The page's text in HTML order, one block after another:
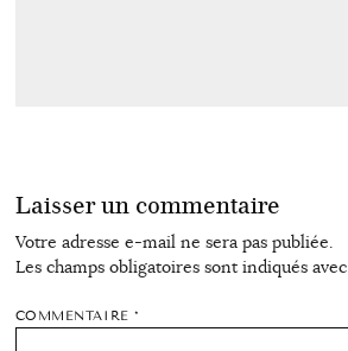
Laisser un commentaire
Votre adresse e-mail ne sera pas publiée.
Les champs obligatoires sont indiqués avec
COMMENTAIRE*